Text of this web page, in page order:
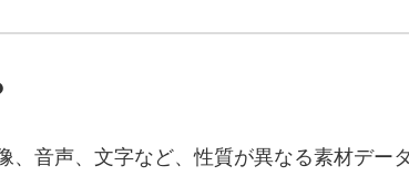
、音声、文字など、性質が異なる素材デー